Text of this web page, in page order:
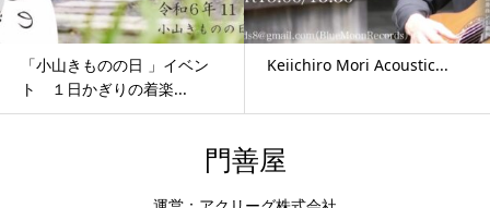
「小山きものの日 」イベン
ト １日かぎりの着楽...
Keiichiro Mori Acoustic...
門善屋